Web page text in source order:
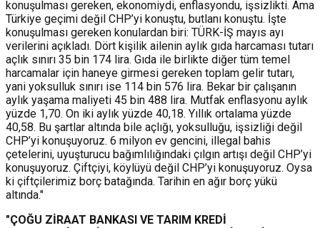
konuşulması gereken, ekonomiydi, enflasyondu, işsizlikti. Ama
Türkiye geçimi değil CHP’yi konuştu, butlanı konuştu. İşte
konuşulması gereken konulardan biri: TÜRK-İŞ mayıs ayı
verilerini açıkladı. Dört kişilik ailenin aylık gıda harcaması tutarı
açlık sınırı 35 bin 174 lira. Gıda ile birlikte diğer tüm temel
harcamalar için haneye girmesi gereken toplam gelir tutarı,
yani yoksulluk sınırı ise 114 bin 576 lira. Bekar bir çalışanın
aylık yaşama maliyeti 45 bin 488 lira. Mutfak enflasyonu aylık
yüzde 1,70. On iki aylık yüzde 40,18. Yıllık ortalama yüzde
40,58. Bu şartlar altında bile açlığı, yoksulluğu, işsizliği değil
CHP’yi konuşuyoruz. 6 milyon ev gencini, illegal bahis
çetelerini, uyuşturucu bağımlılığındaki çılgın artışı değil CHP’yi
konuşuyoruz. Çiftçiyi, köylüyü değil CHP’yi konuşuyoruz. Oysa
ki çiftçilerimiz borç batağında. Tarihin en ağır borç yükü
altında."
"ÇOĞU ZİRAAT BANKASI VE TARIM KREDİ